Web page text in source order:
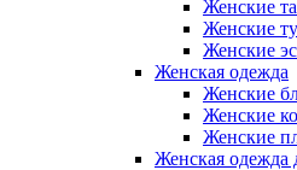
Женские
Женские
Женские
Женская одежда
Женские
Женские
Женские
Женская одежда